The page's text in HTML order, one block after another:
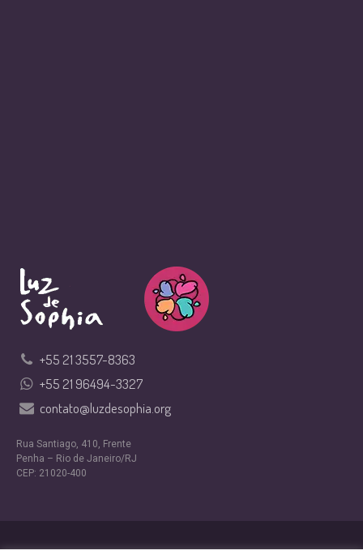
+55 21 3557-8363
+55 21 96494-3327
contato@luzdesophia.org
Rua Santiago, 410, Frente
Penha – Rio de Janeiro/RJ
CEP: 21020-400